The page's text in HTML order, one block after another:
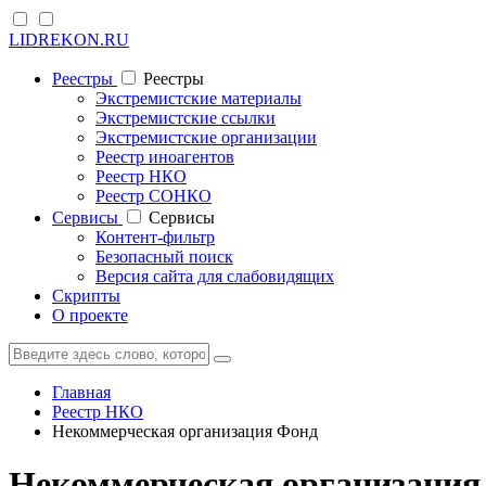
LIDREKON.RU
Реестры
Реестры
Экстремистские материалы
Экстремистские ссылки
Экстремистские организации
Реестр иноагентов
Реестр НКО
Реестр СОНКО
Cервисы
Cервисы
Контент-фильтр
Безопасный поиск
Версия сайта для слабовидящих
Скрипты
О проекте
Главная
Реестр НКО
Некоммерческая организация Фонд